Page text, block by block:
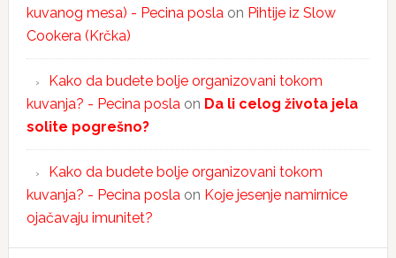
kuvanog mesa) - Pecina poslaon Pihtije iz Slow
Cookera (Krčka)
Kako da budete bolje organizovani tokom
kuvanja? - Pecina poslaon Da li celog života jela
solite pogrešno?
Kako da budete bolje organizovani tokom
kuvanja? - Pecina poslaon Koje jesenje namirnice
ojačavaju imunitet?